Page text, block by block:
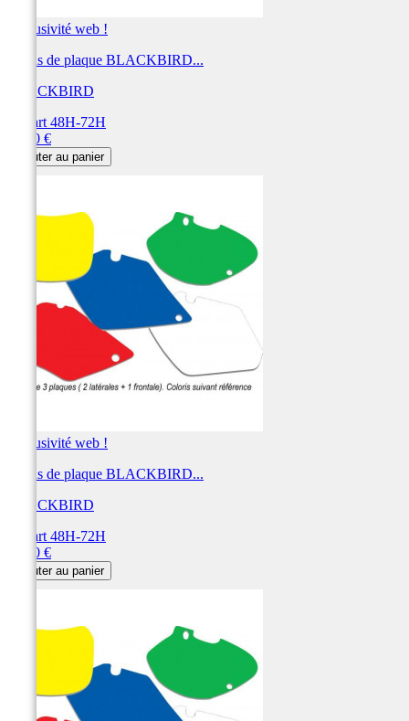
Exclusivité web !
Fonds de plaque BLACKBIRD...
BLACKBIRD
Départ 48H-72H
28,80 €
Ajouter au panier
Exclusivité web !
Fonds de plaque BLACKBIRD...
BLACKBIRD
Départ 48H-72H
28,80 €
Ajouter au panier